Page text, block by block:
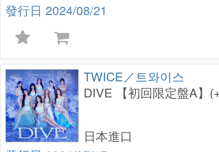
2024/08/21
TWICE／트와이스
DIVE 【初回限定盤A】
日本進口